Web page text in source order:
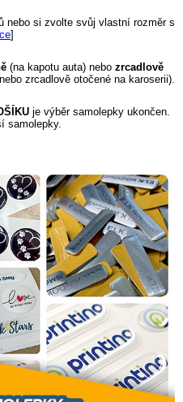
nebo si zvolte svůj vlastní rozměr s
]
(na kapotu auta) nebo zrcadlově
zrcadlově otočené na karoserii).
je výběr samolepky ukončen.
samolepky.